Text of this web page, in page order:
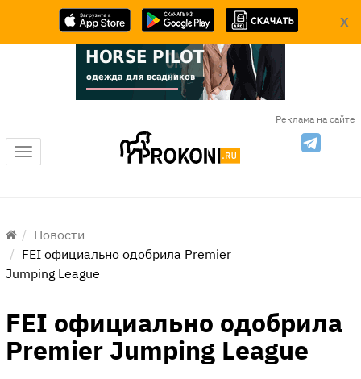
X
Реклама на сайте
Меню
Новости
FEI официально одобрила Premier
Jumping League
FEI официально одобрила
Premier Jumping League